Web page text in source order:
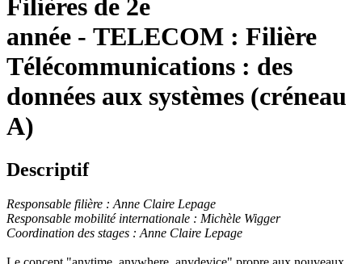
Filières de 2e
année - TELECOM : Filière
Télécommunications : des
données aux systèmes (créneau
A)
Descriptif
Responsable filière : Anne Claire Lepage
Responsable mobilité internationale : Michèle Wigger
Coordination des stages : Anne Claire Lepage